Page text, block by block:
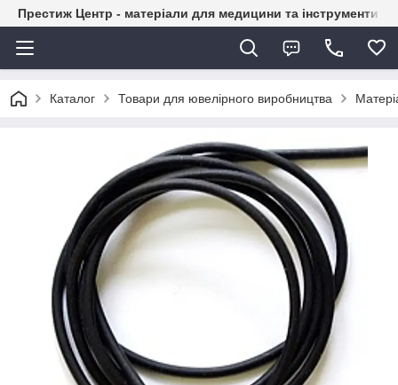
Престиж Центр - матеріали для медицини та інструменти
Каталог Товари для ювелірного виробництва